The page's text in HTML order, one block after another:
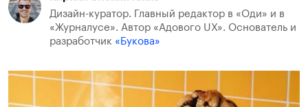
Дизайн-куратор. Главный редактор в «Оди» и в
«Журналусе». Автор «Адового UX». Основатель и
разработчик «Букова»